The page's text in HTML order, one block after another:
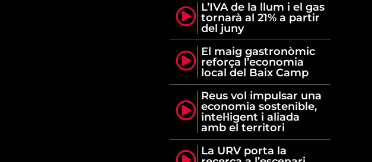
L’IVA de la llum i el gas
tornarà al 21% a partir
del juny
El maig gastronòmic
reforça l’economia
local del Baix Camp
Reus vol impulsar una
economia sostenible,
intel·ligent i aliada
amb el territori
La URV porta la